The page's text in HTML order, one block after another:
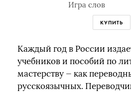
Игра слов
КУПИТЬ
Каждый год в России
учебников и пособий по
мастерству — как
русскоязычных.